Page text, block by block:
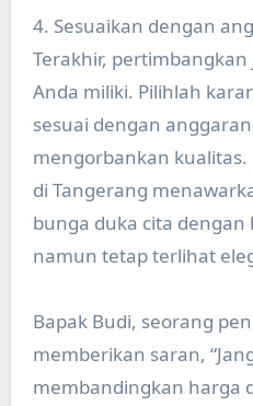
4. Sesuaikan dengan
Terakhir,
Anda miliki. Pilihlah
sesuai dengan
mengorbankan
di Tangerang
bunga duka cita
namun tetap terlihat
Bapak Budi, seorang
memberikan saran,
membandingkan harga